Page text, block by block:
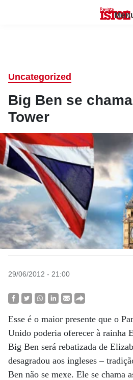
Uncategorized
Big Ben se
Tower
29/06/2012 - 21:00
Esse é o maior presente que o
Unido poderia oferecer à rainha
Big Ben será rebatizada de
desagradou aos ingleses –
Ben não se mexe. Ele se chama